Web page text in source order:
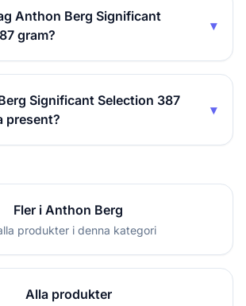
Anthon Berg Significant
gram?
▾
Significant Selection 387
present?
▾
Fler i Anthon Berg
produkter i denna kategori
Alla produkter